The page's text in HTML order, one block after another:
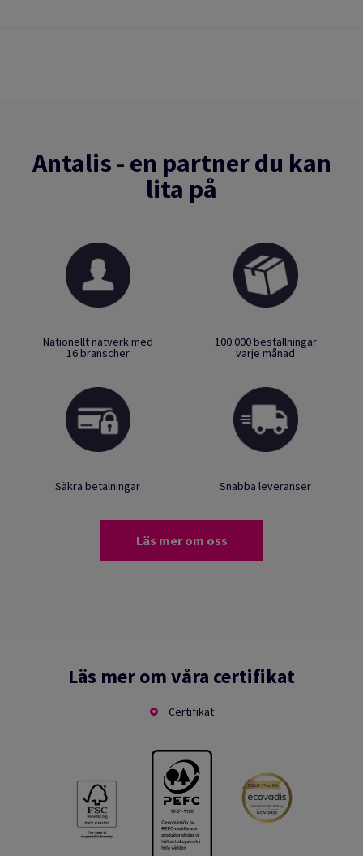
Antalis - en partner du kan
lita på
Nationellt nätverk med
16 branscher
100.000 beställningar
varje månad
Säkra betalningar Snabba leveranser
Läs mer om oss
Läs mer om våra certifikat
Certifikat